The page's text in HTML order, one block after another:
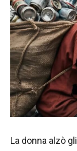
La donna alzò